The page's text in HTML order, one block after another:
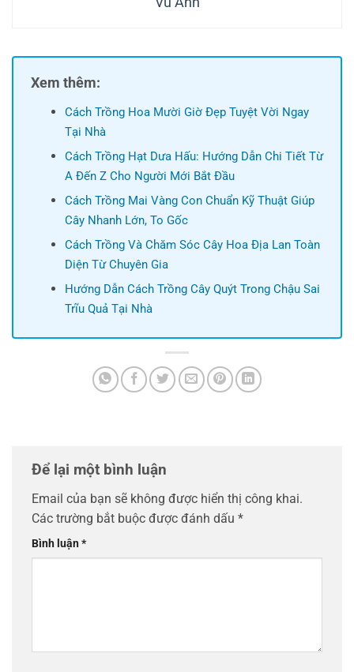
Xem thêm:
Cách Trồng Hoa Mười Giờ Đẹp Tuyệt Vời Ngay
Tại Nhà
Cách Trồng Hạt Dưa Hấu: Hướng Dẫn Chi Tiết Từ
A Đến Z Cho Người Mới Bắt Đầu
Cách Trồng Mai Vàng Con Chuẩn Kỹ Thuật Giúp
Cây Nhanh Lớn, To Gốc
Cách Trồng Và Chăm Sóc Cây Hoa Địa Lan Toàn
Diện Từ Chuyên Gia
Hướng Dẫn Cách Trồng Cây Quýt Trong Chậu Sai
Trĩu Quả Tại Nhà
Để lại một bình luận
Email của bạn sẽ không được hiển thị công khai.
Các trường bắt buộc được đánh dấu *
Bình luận*